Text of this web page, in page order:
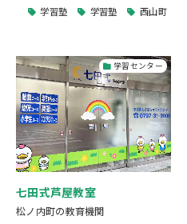
学習塾 学習塾 西山町
学習センター
七田式芦屋教室
松ノ内町の教育機関